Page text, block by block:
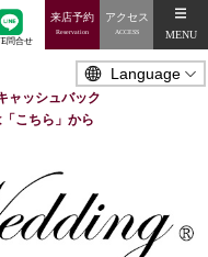
問合せ
来店予約
Reservation
アクセス
ACCESS MENU
ャッシュバック
こちら」から